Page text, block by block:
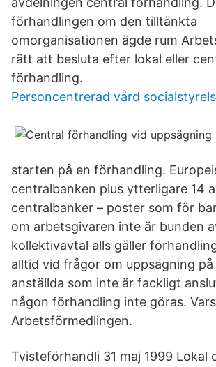
förhandlingen om den tilltänkta
omorganisationen ägde rum
rätt att besluta efter lokal eller
förhandling.
Personcentrerad vård
starten på en förhandling.
centralbanken plus ytterligare 14
centralbanker – poster som för
om arbetsgivaren inte är bunden
kollektivavtal alls gäller
alltid vid frågor om uppsägning
anställda som inte är fackligt
någon förhandling inte göras.
Arbetsförmedlingen.
Tvisteförhandli 31 maj 1999 Lokal